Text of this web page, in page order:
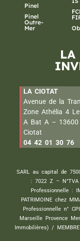
Pinel
Pinel
Outre-
Mer
LA
LA CIOTAT
Avenue de la
Zone Athélia 4
A Bat A – 13600
Ciotat
04 42 01 30 76
SARL au capital de
: 7022 Z – N°TVA
Professionnelle :
PATRIMOINE chez
Professionnelle n°
Marseille Provence
Immobilières) /